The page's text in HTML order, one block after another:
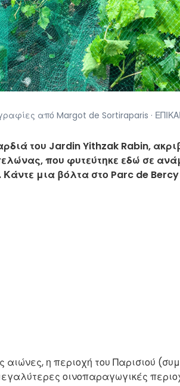
από Margot de Sortiraparis ·
του Jardin Yithzak Rabin,
που φυτεύτηκε εδώ σε
μια βόλτα στο Parc de
αιώνες, η περιοχή του Παρισιού
οινοπαραγωγικές